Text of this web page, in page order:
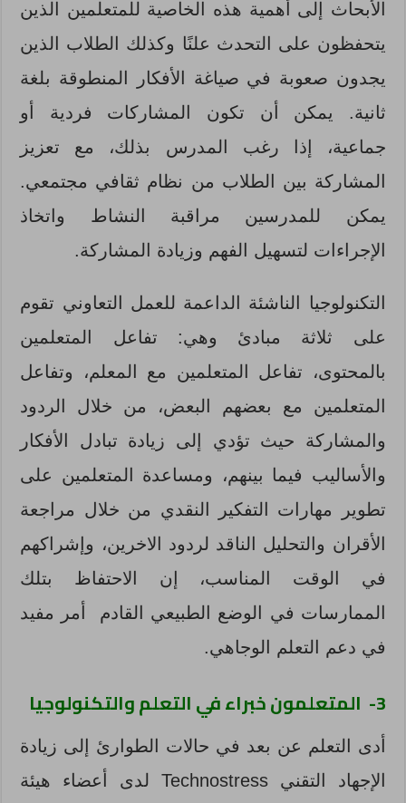
الأبحاث إلى أهمية هذه الخاصية للمتعلمين الذين
يتحفظون على التحدث علنًا وكذلك الطلاب الذين
يجدون صعوبة في صياغة الأفكار المنطوقة بلغة
ثانية. يمكن أن تكون المشاركات فردية أو
جماعية، إذا رغب المدرس بذلك، مع تعزيز
المشاركة بين الطلاب من نظام ثقافي مجتمعي.
يمكن للمدرسين مراقبة النشاط واتخاذ
الإجراءات لتسهيل الفهم وزيادة المشاركة.
التكنولوجيا الناشئة الداعمة للعمل التعاوني تقوم
على ثلاثة مبادئ وهي: تفاعل المتعلمين
بالمحتوى، تفاعل المتعلمين مع المعلم، وتفاعل
المتعلمين مع بعضهم البعض، من خلال الردود
والمشاركة حيث تؤدي إلى زيادة تبادل الأفكار
والأساليب فيما بينهم، ومساعدة المتعلمين على
تطوير مهارات التفكير النقدي من خلال مراجعة
الأقران والتحليل الناقد لردود الاخرين، وإشراكهم
في الوقت المناسب، إن الاحتفاظ بتلك
الممارسات في الوضع الطبيعي القادم أمر مفيد
في دعم التعلم الوجاهي.
3- المتعلمون خبراء في التعلم والتكنولوجيا
أدى التعلم عن بعد في حالات الطوارئ إلى زيادة
الإجهاد التقني Technostress لدى أعضاء هيئة